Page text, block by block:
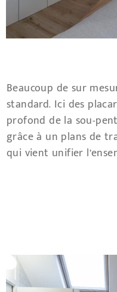
Beaucoup de sur
standard. Ici des
profond de la sou-
grâce à un plans de
qui vient unifier